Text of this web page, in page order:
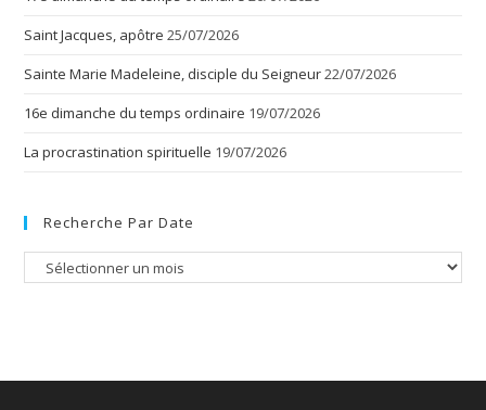
Saint Jacques, apôtre 25/07/2026
Sainte Marie Madeleine, disciple du Seigneur22/07/2026
16e dimanche du temps ordinaire 19/07/2026
La procrastination spirituelle 19/07/2026
Recherche Par Date
Recherche